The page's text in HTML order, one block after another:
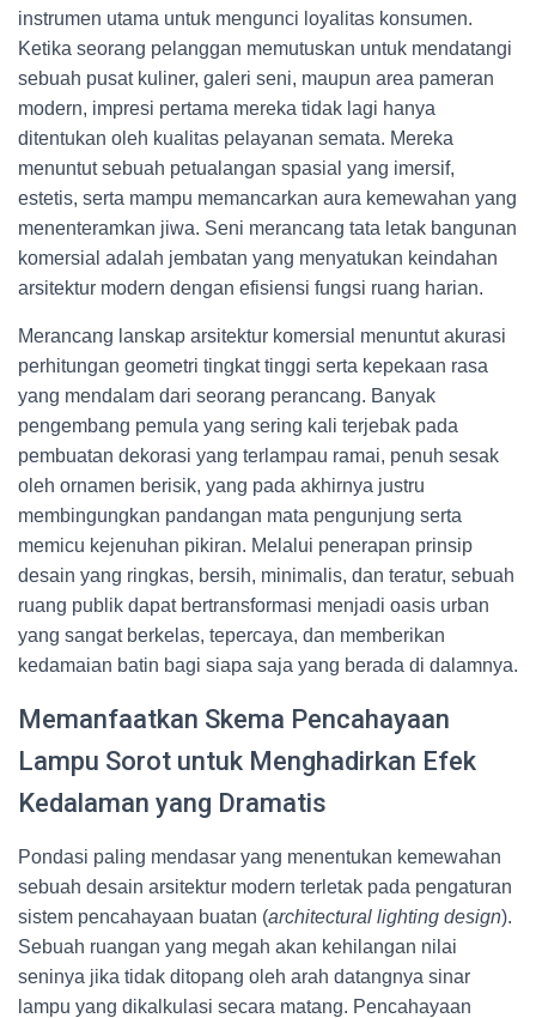
instrumen utama untuk mengunci loyalitas konsumen.
Ketika seorang pelanggan memutuskan untuk mendatangi
sebuah pusat kuliner, galeri seni, maupun area pameran
modern, impresi pertama mereka tidak lagi hanya
ditentukan oleh kualitas pelayanan semata. Mereka
menuntut sebuah petualangan spasial yang imersif,
estetis, serta mampu memancarkan aura kemewahan yang
menenteramkan jiwa. Seni merancang tata letak bangunan
komersial adalah jembatan yang menyatukan keindahan
arsitektur modern dengan efisiensi fungsi ruang harian.
Merancang lanskap arsitektur komersial menuntut akurasi
perhitungan geometri tingkat tinggi serta kepekaan rasa
yang mendalam dari seorang perancang. Banyak
pengembang pemula yang sering kali terjebak pada
pembuatan dekorasi yang terlampau ramai, penuh sesak
oleh ornamen berisik, yang pada akhirnya justru
membingungkan pandangan mata pengunjung serta
memicu kejenuhan pikiran. Melalui penerapan prinsip
desain yang ringkas, bersih, minimalis, dan teratur, sebuah
ruang publik dapat bertransformasi menjadi oasis urban
yang sangat berkelas, tepercaya, dan memberikan
kedamaian batin bagi siapa saja yang berada di dalamnya.
Memanfaatkan Skema Pencahayaan
Lampu Sorot untuk Menghadirkan Efek
Kedalaman yang Dramatis
Pondasi paling mendasar yang menentukan kemewahan
sebuah desain arsitektur modern terletak pada pengaturan
sistem pencahayaan buatan (architectural lighting design).
Sebuah ruangan yang megah akan kehilangan nilai
seninya jika tidak ditopang oleh arah datangnya sinar
lampu yang dikalkulasi secara matang. Pencahayaan